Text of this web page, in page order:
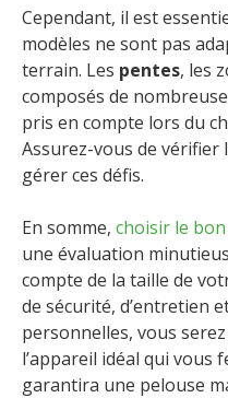
Cependant, il est
modèles ne sont pas
terrain. Les pentes, les
composés de
pris en compte lors du
Assurez-vous de vérifier
gérer ces défis.
En somme, choisir le
une évaluation
compte de la taille de
de sécurité, d’entretien
personnelles, vous
l’appareil idéal qui vous
garantira une pelouse